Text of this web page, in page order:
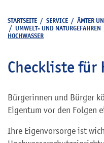
STARTSEITE / SERVICE / ÄMTER
/ UMWELT- UND NATURGEFAHREN
HOCHWASSER
Checkliste für
Bürgerinnen und Bürger
Eigentum vor den Folgen
Ihre Eigenvorsorge ist